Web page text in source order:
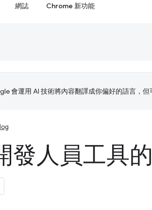
網誌 Chrome 新功能
會運用 AI 技術將內容翻譯成你偏好的語言，但
發人員工具